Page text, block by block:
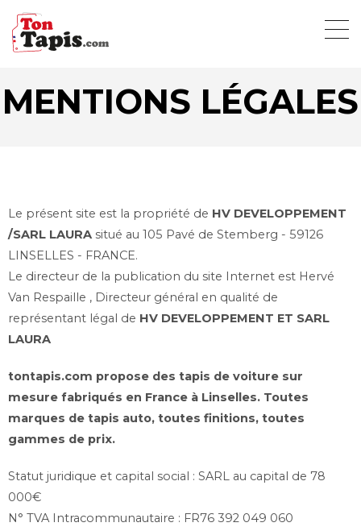
MENTIONS LÉGALES
Le présent site est la propriété de HV DEVELOPPEMENT
/SARL LAURA situé au 105 Pavé de Stemberg - 59126
LINSELLES - FRANCE.
Le directeur de la publication du site Internet est Hervé
Van Respaille , Directeur général en qualité de
représentant légal de HV DEVELOPPEMENT ET SARL
LAURA
tontapis.com propose des tapis de voiture sur
mesure fabriqués en France à Linselles. Toutes
marques de tapis auto, toutes finitions, toutes
gammes de prix.
Statut juridique et capital social : SARL au capital de 78
000€
N° TVA Intracommunautaire : FR76 392 049 060